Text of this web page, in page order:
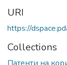
URI
https://
Collections